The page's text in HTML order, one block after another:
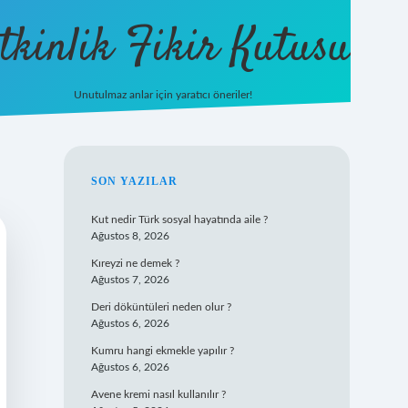
Fikir Kutusu
Unutulmaz anlar için yaratıcı öneriler!
SIDEBAR
SON YAZILAR
Kut nedir Türk sosyal hayatında aile ?
Ağustos 8, 2026
Kıreyzi ne demek ?
Ağustos 7, 2026
Deri döküntüleri neden olur ?
Ağustos 6, 2026
Kumru hangi ekmekle yapılır ?
Ağustos 6, 2026
Avene kremi nasıl kullanılır ?